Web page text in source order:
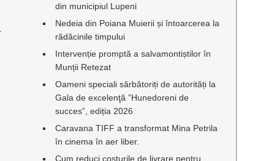
din municipiul Lupeni
Nedeia din Poiana Muierii și întoarcerea la
rădăcinile timpului
Intervenție promptă a salvamontiștilor în
Munții Retezat
Oameni speciali sărbătoriți de autorități la
Gala de excelenţă ”Hunedoreni de
succes”, ediția 2026
Caravana TIFF a transformat Mina Petrila
în cinema în aer liber.
Cum reduci costurile de livrare pentru